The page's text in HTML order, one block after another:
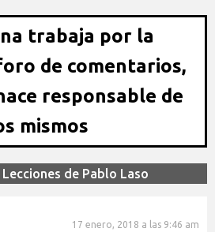
trabaja por la
de comentarios,
responsable de
mismos
de Pablo Laso
17 enero, 2018 a las 9:46 am